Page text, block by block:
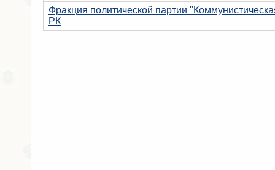
Apparatus of SC of the ARC
Советники Председателя ГС РК
Информация
Схема
Фракция политической партии
РК